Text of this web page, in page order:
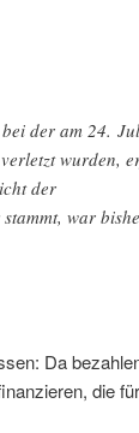
der am 24.
wurden,
der
war
Da
die